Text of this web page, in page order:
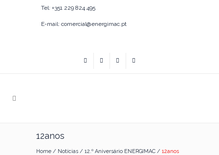
Tel: +351 229 824 495
E-mail: comercial@energimac.pt
12anos
Home / Notícias / 12.º Aniversário ENERGIMAC / 12anos